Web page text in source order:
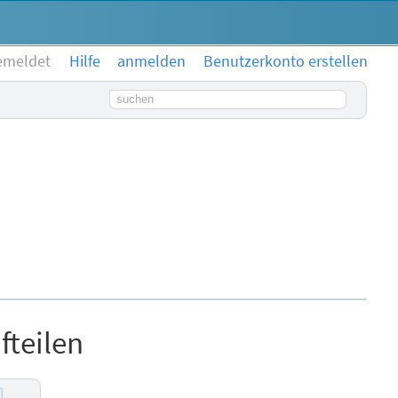
Hilfe anmelden
Benutzerkonto erstellen
Suchbegriff